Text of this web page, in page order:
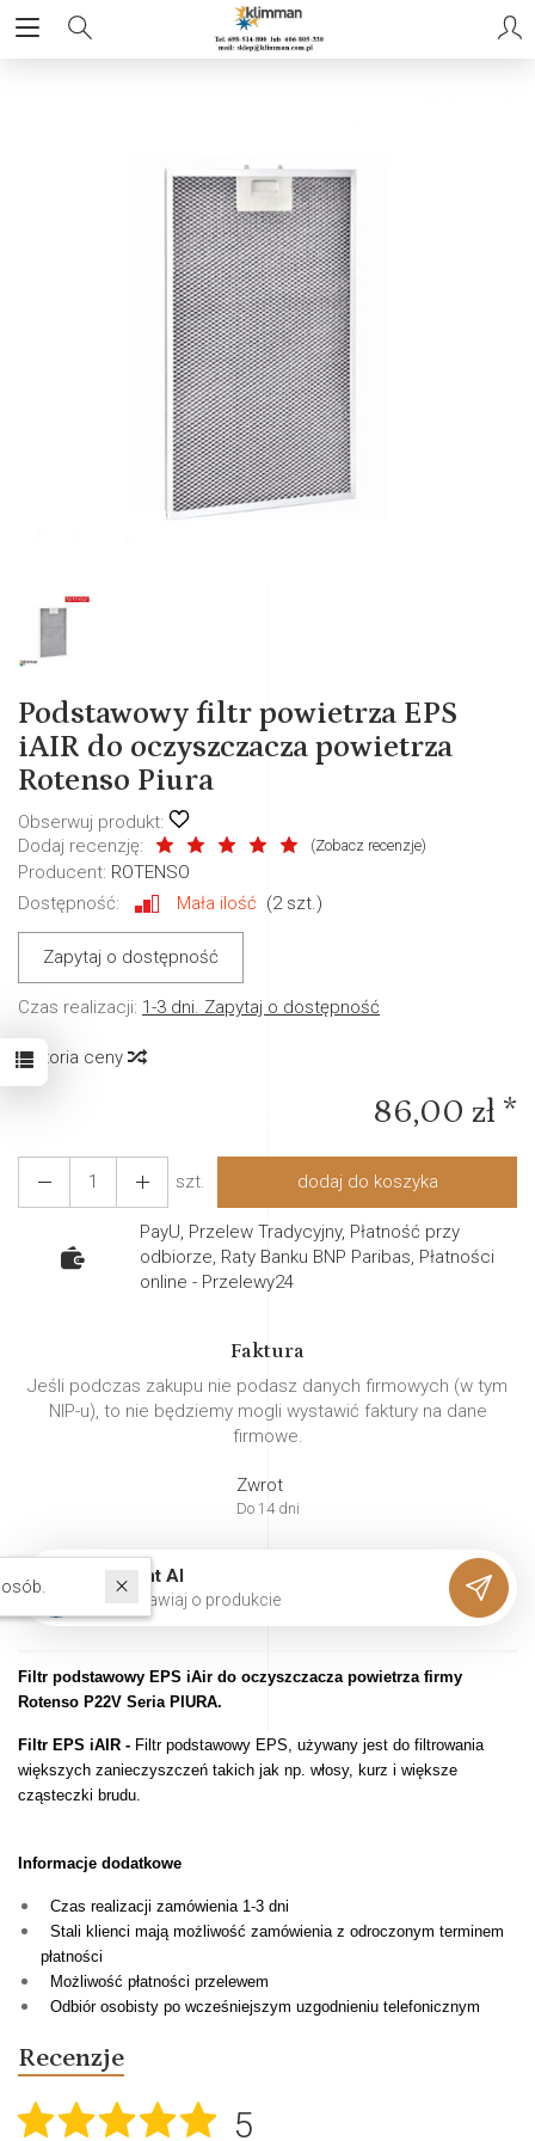
Podstawowy filtr powietrza EPS
iAIR do oczyszczacza powietrza
Rotenso Piura
Obserwuj produkt:
Dodaj recenzję:
(Zobacz recenzje)
Producent: ROTENSO
Dostępność:
Mała ilość (2szt.)
Zapytaj o dostępność
Czas realizacji: 1-3 dni. Zapytaj o dostępność
Historia ceny
86,00 zł *
szt. dodaj do koszyka
PayU, Przelew Tradycyjny, Płatność przy
odbiorze, Raty Banku BNP Paribas, Płatności
online - Przelewy24
Faktura
Jeśli podczas zakupu nie podasz danych firmowych (w tym
NIP-u), to nie będziemy mogli wystawić faktury na dane
firmowe.
Zwrot
Do 14 dni
Asystent AI
awiaj o produkcie
Filtr podstawowy EPS iAir do oczyszczacza powietrza firmy
Rotenso P22V Seria PIURA.
Filtr EPS iAIR - Filtr podstawowy EPS, używany jest do filtrowania
większych zanieczyszczeń takich jak np. włosy, kurz i większe
cząsteczki brudu.
Informacje dodatkowe
Czas realizacji zamówienia 1-3 dni
Stali klienci mają możliwość zamówienia z odroczonym terminem
płatności
Możliwość płatności przelewem
Odbiór osobisty po wcześniejszym uzgodnieniu telefonicznym
Recenzje
5
W ostatnich 30 dniach produktem interesuje się